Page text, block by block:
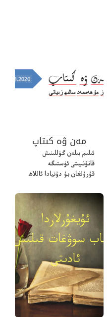
مەن ۋە كىتاپ
ئىلىم بىلەن گۈللىنىش
قانۇنىيىتى ئۈستىگە
قۇرۇلغان بۇ دۇنيادا ئاللاھ
بەك ئېسىلغانلىرىنى بۇ
دۇنيادا ئۈستۈنلۈككە
ئىگە…